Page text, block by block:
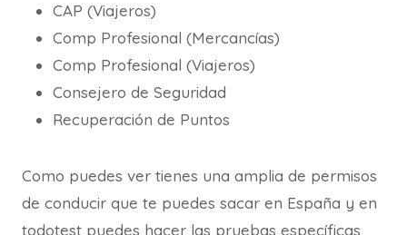
CAP (Viajeros)
Comp Profesional (Mercancías)
Comp Profesional (Viajeros)
Consejero de Seguridad
Recuperación de Puntos
Como puedes ver tienes una amplia de permisos
de conducir que te puedes sacar en España y en
todotest puedes hacer las pruebas específicas